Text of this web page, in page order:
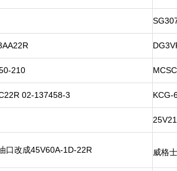
210
02-137458-3 KCG-
口改成45V60A-1D-22R 威格